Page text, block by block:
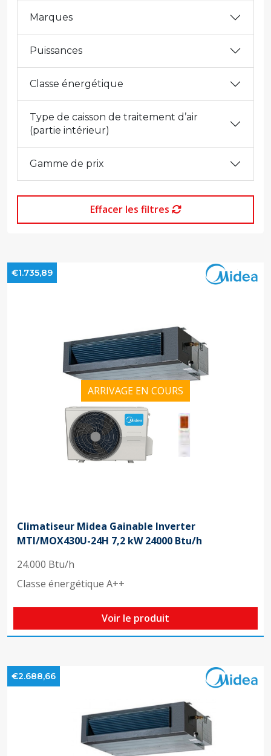
Marques
Puissances
Classe énergétique
Type de caisson de traitement d’air
(partie intérieur)
Gamme de prix
Effacer les filtres
ARRIVAGE EN COURS
€1.735,89
Climatiseur Midea Gainable Inverter
MTI/MOX430U-24H 7,2 kW 24000 Btu/h
24.000 Btu/h
Classe énergétique A++
Voir le produit
€2.688,66